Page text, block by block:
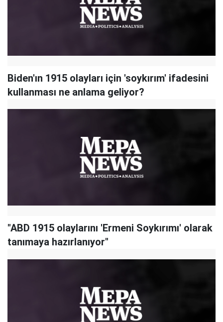
Biden'ın 1915 olayları için 'soykırım' ifadesini
kullanması ne anlama geliyor?
"ABD 1915 olaylarını 'Ermeni Soykırımı' olarak
tanımaya hazırlanıyor"